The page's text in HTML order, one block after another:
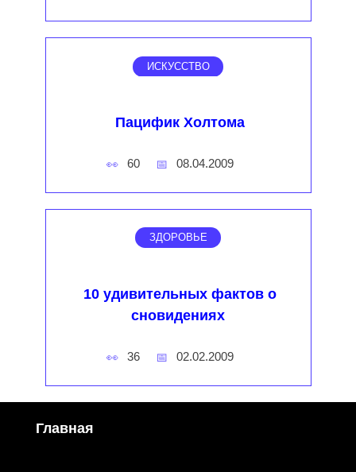
ИСКУССТВО
Пацифик Холтома
60 08.04.2009
ЗДОРОВЬЕ
10 удивительных фактов о
сновидениях
36 02.02.2009
Главная